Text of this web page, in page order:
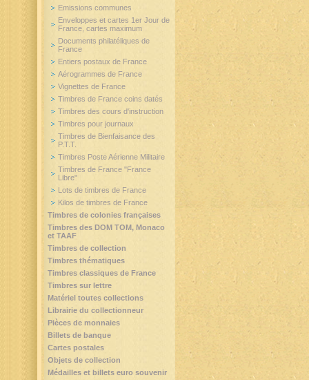
Emissions communes
Enveloppes et cartes 1er Jour de
France, cartes maximum
Documents philatéliques de
France
Entiers postaux de France
Aérogrammes de France
Vignettes de France
Timbres de France coins datés
Timbres des cours d'instruction
Timbres pour journaux
Timbres de Bienfaisance des
P.T.T.
Timbres Poste Aérienne Militaire
Timbres de France "France
Libre"
Lots de timbres de France
Kilos de timbres de France
Timbres de colonies françaises
Timbres des DOM TOM, Monaco
et TAAF
Timbres de collection
Timbres thématiques
Timbres classiques de France
Timbres sur lettre
Matériel toutes collections
Librairie du collectionneur
Pièces de monnaies
Billets de banque
Cartes postales
Objets de collection
Médailles et billets euro souvenir